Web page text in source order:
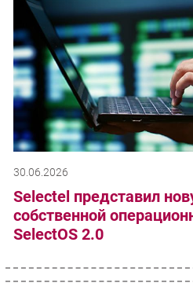
30.06.2026
Selectel представил
собственной
SelectOS 2.0